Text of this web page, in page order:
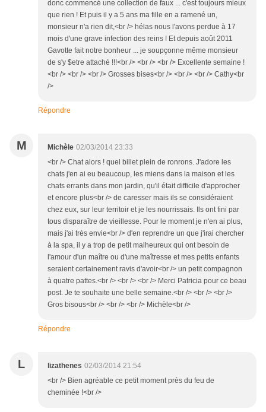
donc commencé une collection de faux ... c'est toujours mieux
que rien ! Et puis il y a 5 ans ma fille en a ramené un,
monsieur n'a rien dit,<br /> hélas nous l'avons perdue à 17
mois d'une grave infection des reins ! Et depuis août 2011
Gavotte fait notre bonheur ... je soupçonne même monsieur
de s'y $etre attaché !!!<br /> <br /> <br /> Excellente semaine !
<br /> <br /> <br /> Grosses bises<br /> <br /> <br /> Cathy<br
/>
Répondre
M Michèle 02/03/2014 23:33
<br /> Chat alors ! quel billet plein de ronrons. J'adore les
chats j'en ai eu beaucoup, les miens dans la maison et les
chats errants dans mon jardin, qu'il était difficile d'approcher
et encore plus<br /> de caresser mais ils se considéraient
chez eux, sur leur territoir et je les nourrissais. Ils ont fini par
tous disparaître de vieillesse. Pour le moment je n'en ai plus,
mais j'ai très envie<br /> d'en reprendre un que j'irai chercher
à la spa, il y a trop de petit malheureux qui ont besoin de
l'amour d'un maître ou d'une maîtresse et mes petits enfants
seraient certainement ravis d'avoir<br /> un petit compagnon
à quatre pattes.<br /> <br /> <br /> Merci Patricia pour ce beau
post. Je te souhaite une belle semaine.<br /> <br /> <br />
Gros bisous<br /> <br /> <br /> Michèle<br />
Répondre
L lizathenes 02/03/2014 21:54
<br /> Bien agréable ce petit moment près du feu de
cheminée !<br />